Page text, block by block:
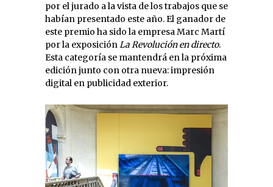
por el jurado a la vista de los trabajos que se
habían presentado este año. El ganador de
este premio ha sido la empresa Marc Martí
por la exposiciónLa Revolución en directo.
Esta categoría se mantendrá en la próxima
edición junto con otra nueva: impresión
digital en publicidad exterior.